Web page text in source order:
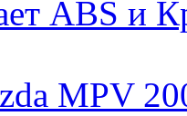
ABS и
MPV